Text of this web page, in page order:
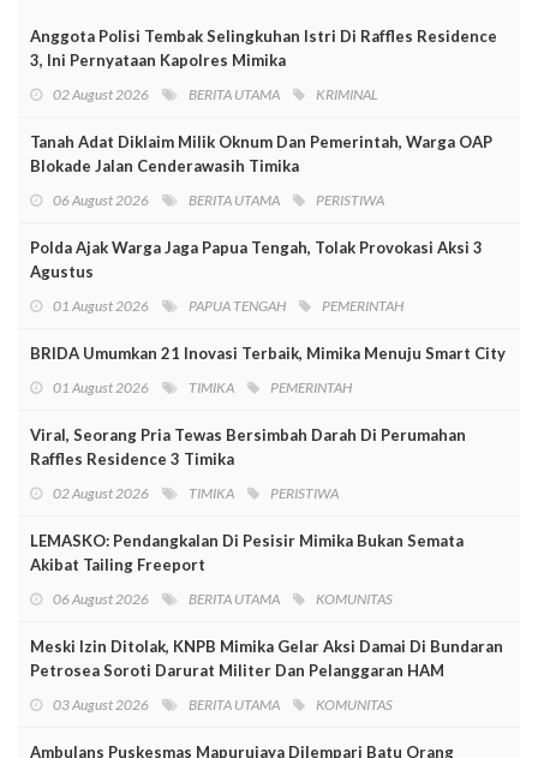
Anggota Polisi Tembak Selingkuhan Istri Di Raffles Residence
3, Ini Pernyataan Kapolres Mimika
02 August 2026 BERITA UTAMA KRIMINAL
Tanah Adat Diklaim Milik Oknum Dan Pemerintah, Warga OAP
Blokade Jalan Cenderawasih Timika
06 August 2026 BERITA UTAMA PERISTIWA
Polda Ajak Warga Jaga Papua Tengah, Tolak Provokasi Aksi 3
Agustus
01 August 2026 PAPUA TENGAH PEMERINTAH
BRIDA Umumkan 21 Inovasi Terbaik, Mimika Menuju Smart City
01 August 2026 TIMIKA PEMERINTAH
Viral, Seorang Pria Tewas Bersimbah Darah Di Perumahan
Raffles Residence 3 Timika
02 August 2026 TIMIKA PERISTIWA
LEMASKO: Pendangkalan Di Pesisir Mimika Bukan Semata
Akibat Tailing Freeport
06 August 2026 BERITA UTAMA KOMUNITAS
Meski Izin Ditolak, KNPB Mimika Gelar Aksi Damai Di Bundaran
Petrosea Soroti Darurat Militer Dan Pelanggaran HAM
03 August 2026 BERITA UTAMA KOMUNITAS
Ambulans Puskesmas Mapurujaya Dilempari Batu Orang